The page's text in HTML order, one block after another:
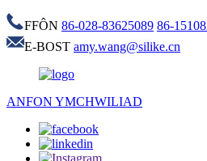
FFÔN 86-028-83625089 86-
E-BOST amy.wang@silike.cn
ANFON YMCHWILIAD